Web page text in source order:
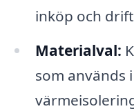
inköp och
Materialval:
som används